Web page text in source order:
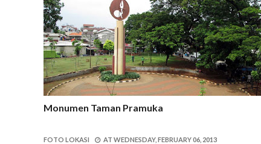
Monumen Taman Pramuka
FOTO LOKASI AT WEDNESDAY, FEBRUARY 06, 2013